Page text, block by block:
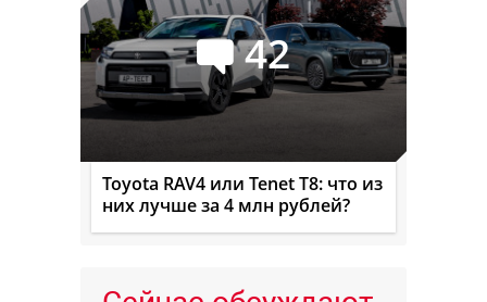
42
Toyota RAV4 или Tenet T8: что из
них лучше за 4 млн рублей?